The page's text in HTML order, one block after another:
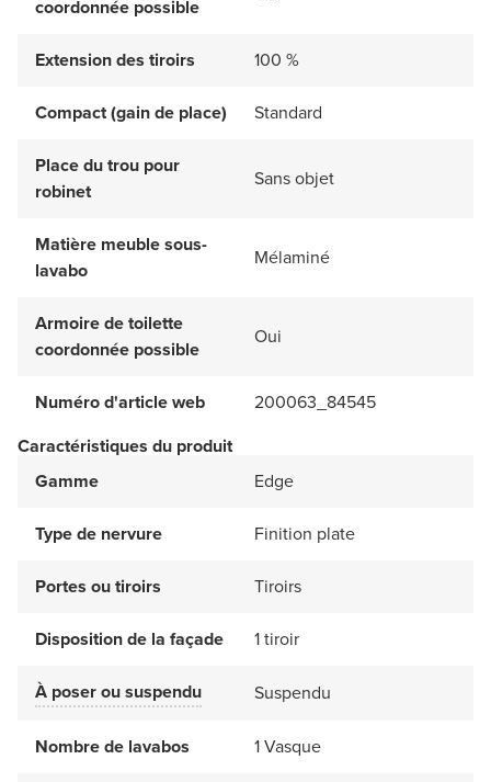
coordonnée possible
Extension des tiroirs 100 %
Compact (gain de place) Standard
Place du trou pour
robinet
Sans objet
Matière meuble sous-
lavabo
Mélaminé
Armoire de toilette
coordonnée possible
Oui
Numéro d'article web
200063_84545
Caractéristiques du produit
Gamme
Edge
Type de nervure Finition plate
Portes ou tiroirs Tiroirs
Disposition de la façade 1 tiroir
À poser ou suspendu Suspendu
Nombre de lavabos 1 Vasque